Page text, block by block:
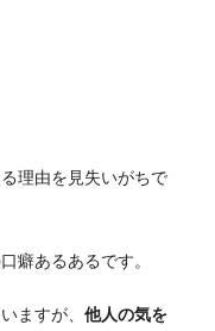
理由を見失いがちで
癖あるあるです。
ますが、 他人の気を